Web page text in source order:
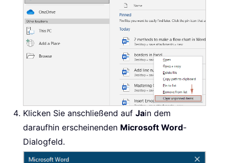
Klicken Sie anschließend auf Jain dem
daraufhin erscheinenden Microsoft Word-
Dialogfeld.